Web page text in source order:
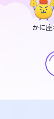
かに座